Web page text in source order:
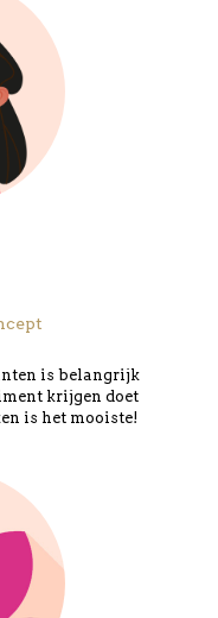
is belangrijk
krijgen doet
is het mooiste!